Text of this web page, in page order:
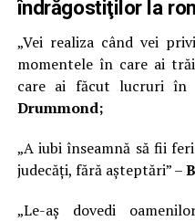
îndrăgostiţilor la
„Vei realiza când vei
momentele în care ai
care ai făcut lucruri
Drummond;
„A iubi înseamnă să fii
judecăți, fără așteptări” –
„Le-aș dovedi